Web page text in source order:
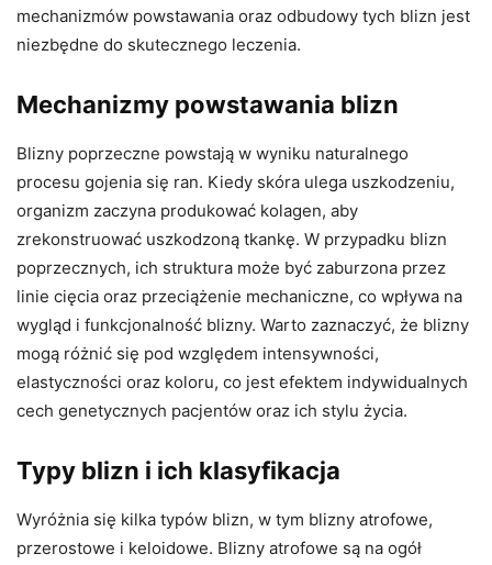
mechanizmów powstawania oraz odbudowy tych blizn jest
niezbędne do skutecznego leczenia.
Mechanizmy powstawania blizn
Blizny poprzeczne powstają w wyniku naturalnego
procesu gojenia się ran. Kiedy skóra ulega uszkodzeniu,
organizm zaczyna produkować kolagen, aby
zrekonstruować uszkodzoną tkankę. W przypadku blizn
poprzecznych, ich struktura może być zaburzona przez
linie cięcia oraz przeciążenie mechaniczne, co wpływa na
wygląd i funkcjonalność blizny. Warto zaznaczyć, że blizny
mogą różnić się pod względem intensywności,
elastyczności oraz koloru, co jest efektem indywidualnych
cech genetycznych pacjentów oraz ich stylu życia.
Typy blizn i ich klasyfikacja
Wyróżnia się kilka typów blizn, w tym blizny atrofowe,
przerostowe i keloidowe. Blizny atrofowe są na ogół